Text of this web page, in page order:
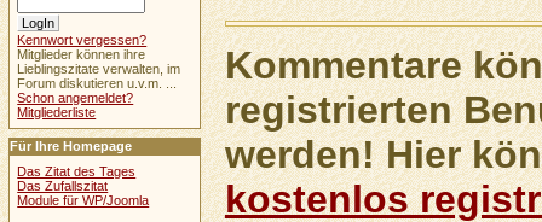
Kommentare
registrierten
werden! Hier
kostenlos
Kennwort vergessen?
Mitglieder können ihre
Lieblingszitate verwalten, im
Forum diskutieren u.v.m. ...
Schon angemeldet?
Mitgliederliste
Für Ihre Homepage
Das Zitat des Tages
Das Zufallszitat
Module für WP/Joomla